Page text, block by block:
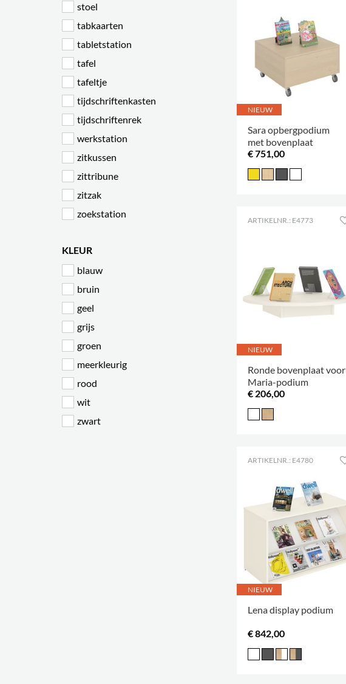
stoel
tabkaarten
tabletstation
tafel
tafeltje
tijdschriftenkasten
tijdschriftenrek
werkstation
zitkussen
zittribune
zitzak
zoekstation
KLEUR
blauw
bruin
geel
grijs
groen
meerkleurig
rood
wit
zwart
NIEUW
Sara opbergpodium
met bovenplaat
€ 751,00
ARTIKELNR.: E4773
NIEUW
Ronde bovenplaat voor
Maria-podium
€ 206,00
ARTIKELNR.: E4780
NIEUW
Lena display podium
€ 842,00